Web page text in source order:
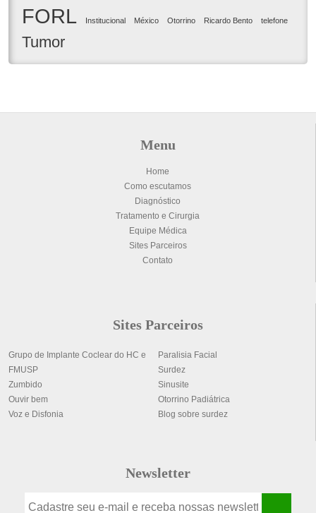
FORL Institucional México Otorrino Ricardo Bento telefone
Tumor
Menu
Home
Como escutamos
Diagnóstico
Tratamento e Cirurgia
Equipe Médica
Sites Parceiros
Contato
Sites Parceiros
Grupo de Implante Coclear do HC e
FMUSP
Paralisia Facial
Surdez
Zumbido
Sinusite
Ouvir bem
Otorrino Padiátrica
Voz e Disfonia
Blog sobre surdez
Newsletter